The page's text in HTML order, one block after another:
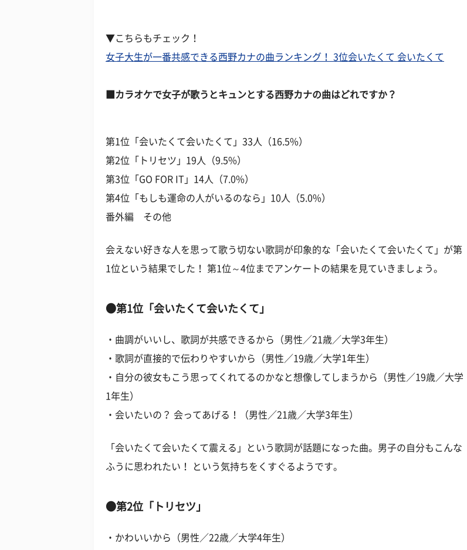
▼こちらもチェック！
女子大生が一番共感できる西野カナの曲ランキング！ 3位会いたくて 会いたくて
■カラオケで女子が歌うとキュンとする西野カナの曲はどれですか？
第1位「会いたくて会いたくて」33人（16.5%）
第2位「トリセツ」19人（9.5%）
第3位「GO FOR IT」14人（7.0%）
第4位「もしも運命の人がいるのなら」10人（5.0%）
番外編 その他
会えない好きな人を思って歌う切ない歌詞が印象的な「会いたくて会いたくて」が第
1位という結果でした！ 第1位～4位までアンケートの結果を見ていきましょう。
●第1位「会いたくて会いたくて」
・曲調がいいし、歌詞が共感できるから（男性／21歳／大学3年生）
・歌詞が直接的で伝わりやすいから（男性／19歳／大学1年生）
・自分の彼女もこう思ってくれてるのかなと想像してしまうから（男性／19歳／大学
1年生）
・会いたいの？ 会ってあげる！（男性／21歳／大学3年生）
「会いたくて会いたくて震える」という歌詞が話題になった曲。男子の自分もこんな
ふうに思われたい！ という気持ちをくすぐるようです。
●第2位「トリセツ」
・かわいいから（男性／22歳／大学4年生）